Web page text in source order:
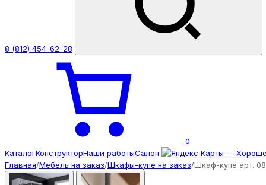
8 (812) 454-62-28
0
КаталогКонструкторНаши работыСалон
Главная/Мебель на заказ/Шкафы-купе на заказ/Шкаф-купе арт.